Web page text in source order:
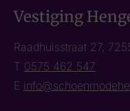
Vestiging
Raadhuisstraat 27,
T 0575 462 547
E